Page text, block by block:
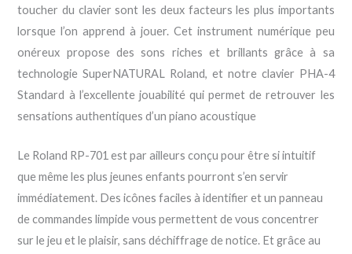
toucher du clavier sont les deux facteurs les plus importants
lorsque l’on apprend à jouer. Cet instrument numérique peu
onéreux propose des sons riches et brillants grâce à sa
technologie SuperNATURAL Roland, et notre clavier PHA-4
Standard à l’excellente jouabilité qui permet de retrouver les
sensations authentiques d’un piano acoustique
Le Roland RP-701 est par ailleurs conçu pour être si intuitif
que même les plus jeunes enfants pourront s’en servir
immédiatement. Des icônes faciles à identifier et un panneau
de commandes limpide vous permettent de vous concentrer
sur le jeu et le plaisir, sans déchiffrage de notice. Et grâce au